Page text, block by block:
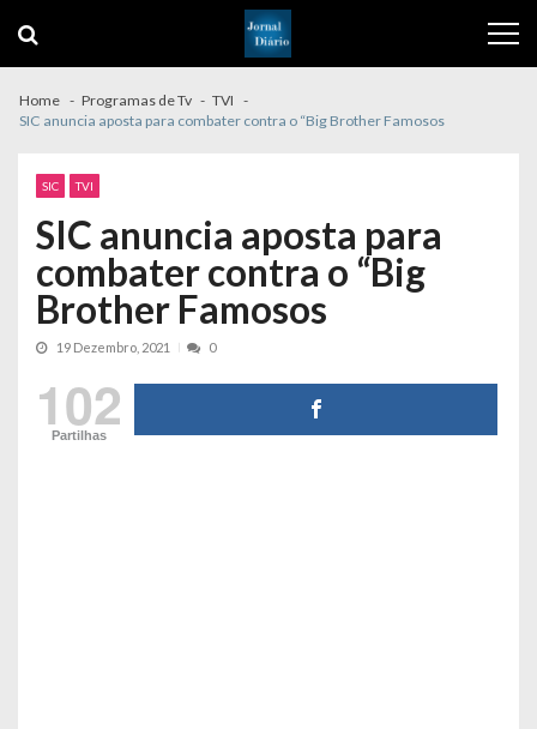
navigation
content
Home Programas de Tv
TVI
SIC anuncia aposta para combater contra o “Big Brother Famosos
SIC TVI
SIC anuncia aposta para
combater contra o “Big
Brother Famosos
19 Dezembro, 2021 0
102
Partilhas